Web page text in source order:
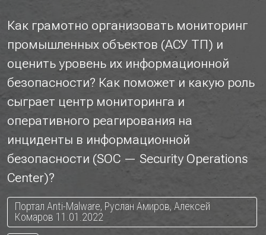
Как грамотно организовать мониторинг
промышленных объектов (АСУ ТП) и
оценить уровень их информационной
безопасности? Как поможет и какую роль
сыграет центр мониторинга и
оперативного реагирования на
инциденты в информационной
безопасности (SOC — Security Operations
Center)?
Портал Anti-Malware, Руслан Амиров, Алексей
Комаров 11.01.2022